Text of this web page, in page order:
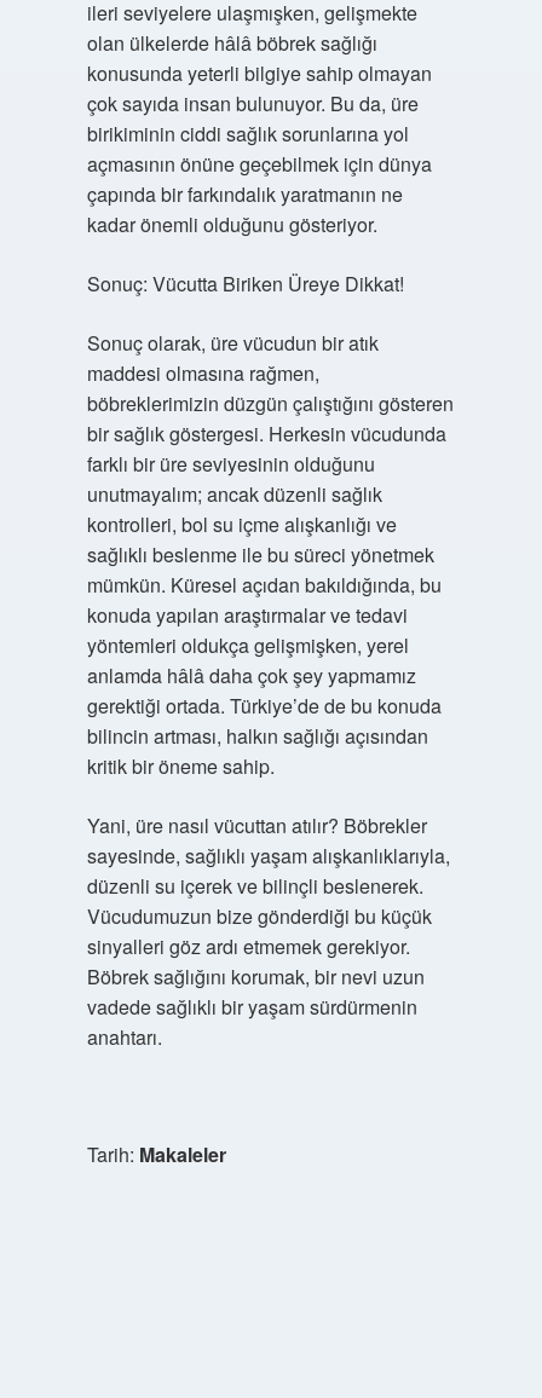
ileri seviyelere ulaşmışken, gelişmekte
olan ülkelerde hâlâ böbrek sağlığı
konusunda yeterli bilgiye sahip olmayan
çok sayıda insan bulunuyor. Bu da, üre
birikiminin ciddi sağlık sorunlarına yol
açmasının önüne geçebilmek için dünya
çapında bir farkındalık yaratmanın ne
kadar önemli olduğunu gösteriyor.
Sonuç: Vücutta Biriken Üreye Dikkat!
Sonuç olarak, üre vücudun bir atık
maddesi olmasına rağmen,
böbreklerimizin düzgün çalıştığını gösteren
bir sağlık göstergesi. Herkesin vücudunda
farklı bir üre seviyesinin olduğunu
unutmayalım; ancak düzenli sağlık
kontrolleri, bol su içme alışkanlığı ve
sağlıklı beslenme ile bu süreci yönetmek
mümkün. Küresel açıdan bakıldığında, bu
konuda yapılan araştırmalar ve tedavi
yöntemleri oldukça gelişmişken, yerel
anlamda hâlâ daha çok şey yapmamız
gerektiği ortada. Türkiye’de de bu konuda
bilincin artması, halkın sağlığı açısından
kritik bir öneme sahip.
Yani, üre nasıl vücuttan atılır? Böbrekler
sayesinde, sağlıklı yaşam alışkanlıklarıyla,
düzenli su içerek ve bilinçli beslenerek.
Vücudumuzun bize gönderdiği bu küçük
sinyalleri göz ardı etmemek gerekiyor.
Böbrek sağlığını korumak, bir nevi uzun
vadede sağlıklı bir yaşam sürdürmenin
anahtarı.
Tarih: Makaleler